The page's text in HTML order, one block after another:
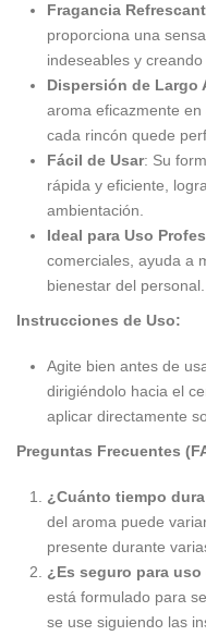
Fragancia
proporciona una
indeseables y
Dispersión de Largo
aroma eficazmente
cada rincón quede
Fácil de Usar: Su
rápida y eficiente,
ambientación.
Ideal para Uso
comerciales, ayuda a
bienestar del personal.
Instrucciones de Uso:
Agite bien antes de
dirigiéndolo hacia el
aplicar directamente
Preguntas Frecuentes
¿Cuánto tiempo
del aroma puede
presente durante
¿Es seguro para
está formulado para
se use siguiendo las